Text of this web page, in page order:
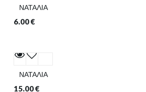
ΝΑΤΑΛΙΑ
6.00€
ΝΑΤΑΛΙΑ
15.00€